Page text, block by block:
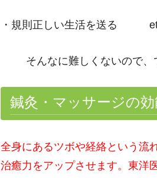
・規則正しい生活を送る
そんなに難しくないので、で
鍼灸・マッサージの
全身にあるツボや経絡という流
治癒力をアップさせます。東洋